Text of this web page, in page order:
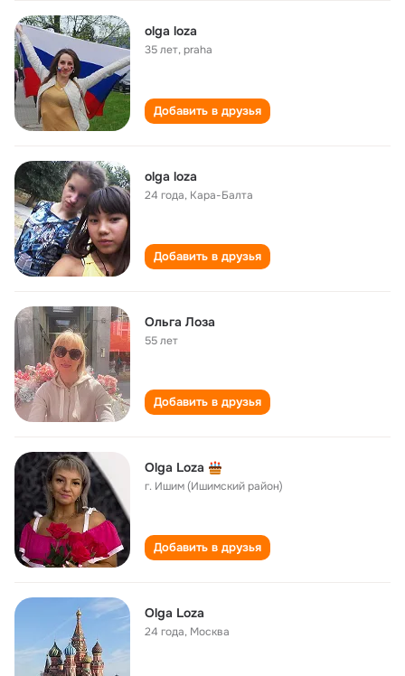
olga loza
35 лет,praha
Добавить в друзья
olga loza
24 года, Кара-Балта
Добавить в друзья
Ольга Лоза
55 лет
Добавить в друзья
Olga Loza
г. Ишим (Ишимский район)
Добавить в друзья
Olga Loza
24 года, Москва